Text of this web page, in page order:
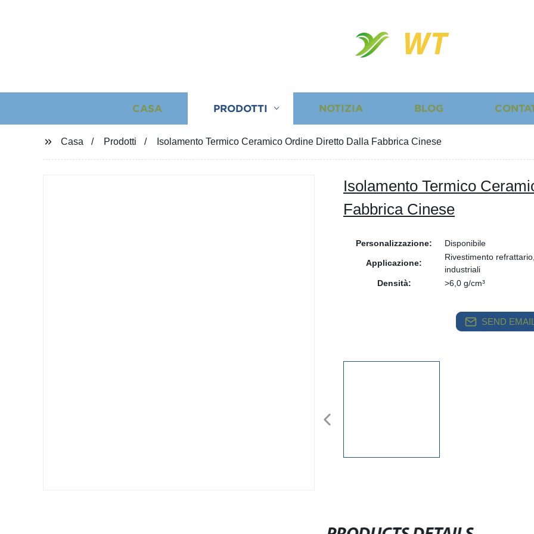
WT
CASA PRODOTTI NOTIZIA BLOG
Casa Prodotti Isolamento Termico Ceramico Ordine Diretto Dalla Fabbrica Cinese
Isolamento Termico
Fabbrica Cinese
Personalizzazione: Disponibile
Applicazione:
Rivestimento
industriali
Densità:
>6,0 g/cm³
SEND